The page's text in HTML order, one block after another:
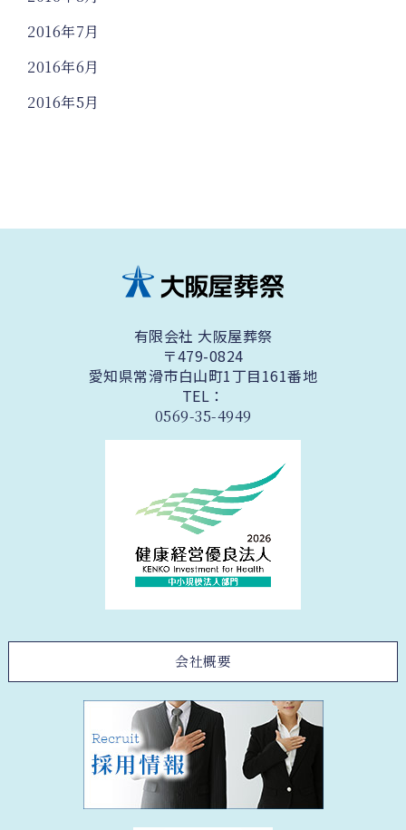
2016年7月
2016年6月
2016年5月
有限会社 大阪屋葬祭
〒479-0824
愛知県常滑市白山町1丁目161番地
TEL：
0569-35-4949
会社概要